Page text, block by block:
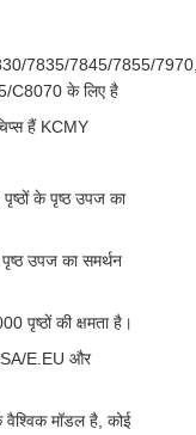
7835/7845/7855/
C8070 के लिए है
हैं KCMY
के पृष्ठ उपज का
उपज का समर्थन
पृष्ठों की क्षमता है।
SA/E.EU और
वैश्विक मॉडल है, कोई